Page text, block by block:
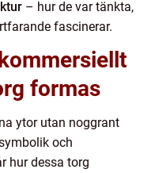
– hur de var tänkta,
fascinerar.
formas
ytor utan noggrant
och
hur dessa torg